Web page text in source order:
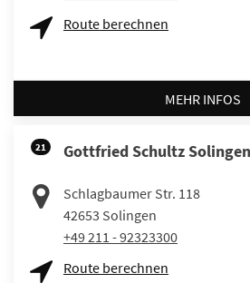
Route berechnen
MEHR INFOS
21 Gottfried Schultz Solingen
Schlagbaumer Str. 118
42653 Solingen
+49 211 - 92323300
Route berechnen